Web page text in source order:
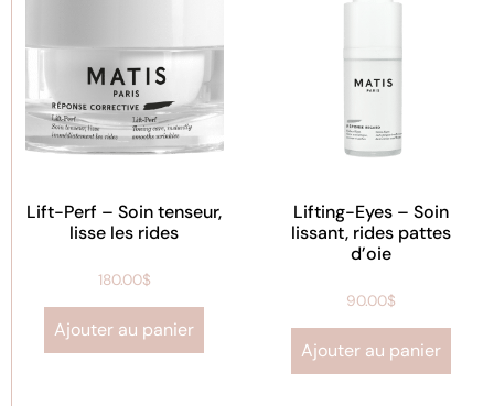
Lift-Perf – Soin tenseur,
lisse les rides
180.00$
Ajouter au panier
Lifting-Eyes – Soin
lissant, rides pattes
d’oie
90.00$
Ajouter au panier